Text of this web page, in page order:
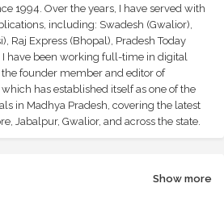
1994. Over the years, I have served with
including: Swadesh (Gwalior),
Raj Express (Bhopal), Pradesh Today
I have been working full-time in digital
founder member and editor of
has established itself as one of the
in Madhya Pradesh, covering the latest
Jabalpur, Gwalior, and across the state.
Show more